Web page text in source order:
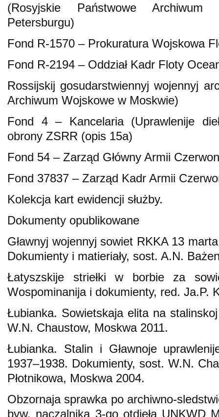
(Rosyjskie Państwowe
Petersburgu)
Fond R-1570 – Prokuratura Wojskowa
Fond R-2194 – Oddział Kadr Floty
Rossijskij gosudarstwiennyj wojennyj
Archiwum Wojskowe w Moskwie)
Fond 4 – Kancelaria (Uprawlenije
obrony ZSRR (opis 15a)
Fond 54 – Zarząd Główny Armii
Fond 37837 – Zarząd Kadr Armii
Kolekcja kart ewidencji służby.
Dokumenty opublikowane
Gławnyj wojennyj sowiet RKKA 13
Dokumienty i matieriały, sost. A.N.
Łatyszskije striełki w borbie za
Wospominanija i dokumienty, red. Ja.P.
Łubianka. Sowietskaja elita na
W.N. Chaustow, Moskwa 2011.
Łubianka. Stalin i Gławnoje
1937–1938. Dokumienty, sost. W.N.
Płotnikowa, Moskwa 2004.
Obzornaja sprawka po archiwno-
byw. naczalnika 3-go otdieła UNKWD